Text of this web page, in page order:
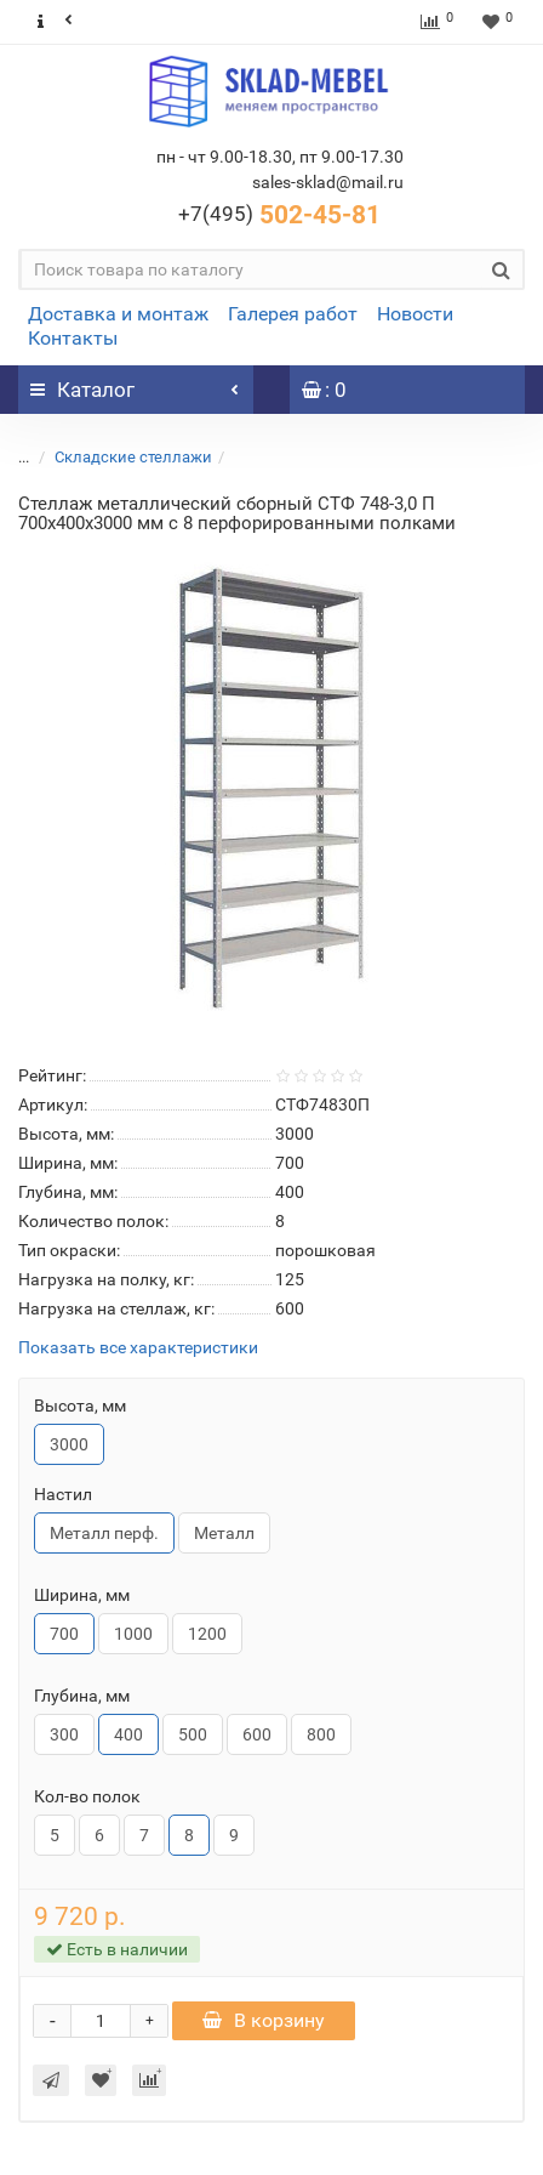
0 0
пн - чт 9.00-18.30, пт 9.00-17.30
sales-sklad@mail.ru
+7(495) 502-45-81
Доставка и монтаж Галерея работ
Новости
Контакты
Каталог : 0
... Складские стеллажи
Стеллаж металлический сборный СТФ 748-3,0 П
700х400х3000 мм с 8 перфорированными полками
Рейтинг:
Артикул:
СТФ74830П
Высота, мм:
3000
Ширина, мм:
700
Глубина, мм:
400
Количество полок:
8
Тип окраски:
порошковая
Нагрузка на полку, кг:
125
Нагрузка на стеллаж, кг:
600
Показать все характеристики
Высота, мм
3000
Настил
Металл перф.
Металл
Ширина, мм
700
1000 1200
Глубина, мм
300
400 500 600 800
Кол-во полок
5
6 7 8 9
9 720 р.
Есть в наличии
+
- В корзину